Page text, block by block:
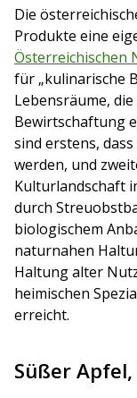
Die
Produkte eine
Österreichischen
für „kulinarische
Lebensräume,
Bewirtschaftung
sind erstens,
werden, und
Kulturlandschaft
durch
biologischem
naturnahen
Haltung alter
heimischen
erreicht.
Süßer